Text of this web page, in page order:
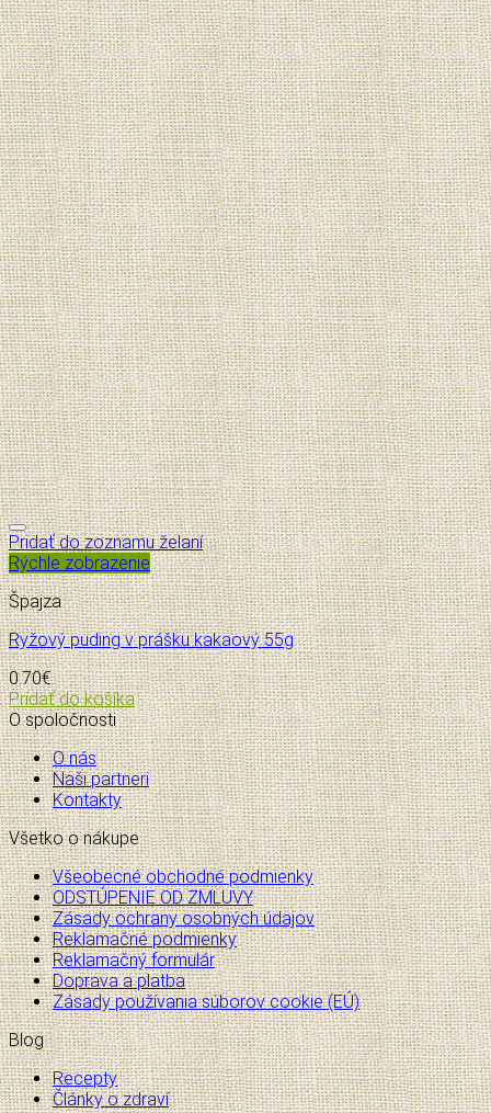
Pridať do zoznamu želaní
Rýchle zobrazenie
Špajza
Ryžový puding v prášku kakaový 55g
0.70€
Pridať do košíka
O spoločnosti
O nás
Naši partneri
Kontakty
Všetko o nákupe
Všeobecné obchodné podmienky
ODSTÚPENIE OD ZMLUVY
Zásady ochrany osobných údajov
Reklamačné podmienky
Reklamačný formulár
Doprava a platba
Zásady používania súborov cookie (EÚ)
Blog
Recepty
Články o zdraví